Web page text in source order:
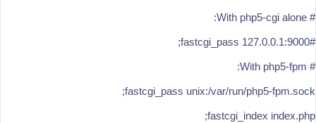
# With php5-cgi alone:
#fastcgi_pass 127.0.0.1:9000;
# With php5-fpm:
fastcgi_pass unix:/var/run/php5-fpm.sock;
fastcgi_index index.php;